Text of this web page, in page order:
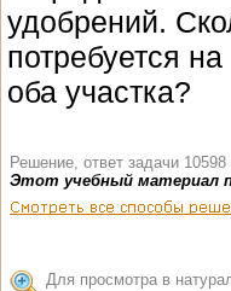
удобрений.
потребуется
оба участка?
Решение, ответ задачи
Этот учебный материал
Для просмотра в